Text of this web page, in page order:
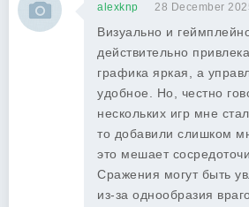
alexknp 28 December
Визуально и
действительно
графика яркая, а
удобное. Но, честно
нескольких игр мне
то добавили слишком
это мешает
Сражения могут быть
из-за однообразия